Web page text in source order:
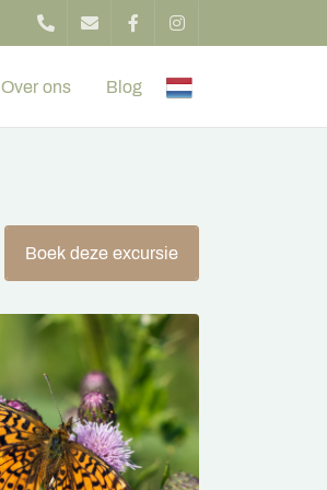
Over ons Blog
Boek deze excursie